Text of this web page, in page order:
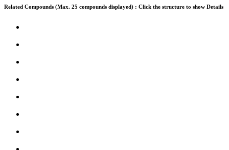
Related Compounds (Max. 25 compounds displayed) : Click the structure to show Details